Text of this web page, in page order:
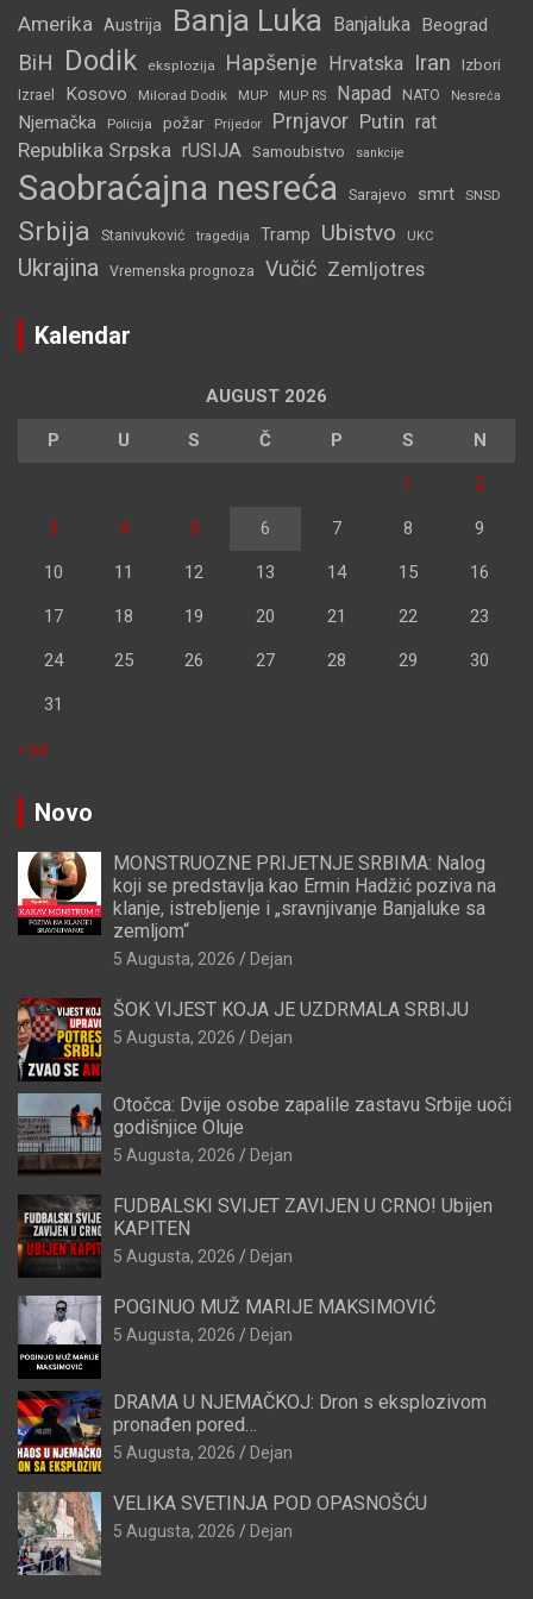
Amerika Austrija Banja Luka Banjaluka Beograd
BiH Dodik eksplozija Hapšenje Hrvatska Iran Izbori
Izrael Kosovo Milorad Dodik MUP MUP RS Napad NATO Nesreća
Njemačka Policija požar Prijedor Prnjavor Putin rat
Republika Srpska rUSIJA Samoubistvo sankcije
Saobraćajna nesreća Sarajevo smrt SNSD
Srbija Stanivuković tragedija Tramp Ubistvo UKC
Ukrajina Vremenska prognoza Vučić Zemljotres
Kalendar
AUGUST 2026
P U S Č P S N
1 2
3 4 5 6 7 8 9
10 11 12 13 14 15 16
17 18 19 20 21 22 23
24 25 26 27 28 29 30
31
« jul
Novo
MONSTRUOZNE PRIJETNJE SRBIMA: Nalog
koji se predstavlja kao Ermin Hadžić poziva na
klanje, istrebljenje i „sravnjivanje Banjaluke sa
zemljom“
5 Augusta, 2026 Dejan
ŠOK VIJEST KOJA JE UZDRMALA SRBIJU
5 Augusta, 2026 Dejan
Otočca: Dvije osobe zapalile zastavu Srbije uoči
godišnjice Oluje
5 Augusta, 2026 Dejan
FUDBALSKI SVIJET ZAVIJEN U CRNO! Ubijen
KAPITEN
5 Augusta, 2026 Dejan
POGINUO MUŽ MARIJE MAKSIMOVIĆ
5 Augusta, 2026 Dejan
DRAMA U NJEMAČKOJ: Dron s eksplozivom
pronađen pored…
5 Augusta, 2026 Dejan
VELIKA SVETINJA POD OPASNOŠĆU
5 Augusta, 2026 Dejan